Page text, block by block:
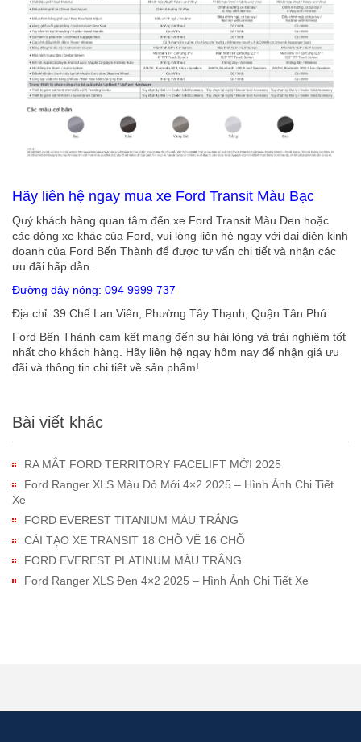
Hãy liên hệ ngay mua xe Ford Transit Màu Bạc
Quý khách hàng quan tâm đến xe Ford Transit Màu Đen hoặc
các dòng xe khác của Ford, vui lòng liên hệ ngay với đại diện kinh
doanh của Ford Bến Thành để được tư vấn chi tiết và nhận các
ưu đãi hấp dẫn.
Đường dây nóng: 094 9999 737
Địa chỉ: 39 Chế Lan Viên, Phường Tây Thạnh, Quận Tân Phú.
Ford Bến Thành cam kết mang đến sự hài lòng và trải nghiệm tốt
nhất cho khách hàng. Hãy liên hệ ngay hôm nay để nhận giá ưu
đãi và thông tin chi tiết về sản phẩm!
Bài viết khác
RA MẮT FORD TERRITORY FACELIFT MỚI 2025
Ford Ranger XLS Màu Đỏ Mới 4×2 2025 – Hình Ảnh Chi Tiết
Xe
FORD EVEREST TITANIUM MÀU TRẮNG
CẢI TẠO XE TRANSIT 18 CHỖ VỀ 16 CHỖ
FORD EVEREST PLATINUM MÀU TRẮNG
Ford Ranger XLS Đen 4×2 2025 – Hình Ảnh Chi Tiết Xe